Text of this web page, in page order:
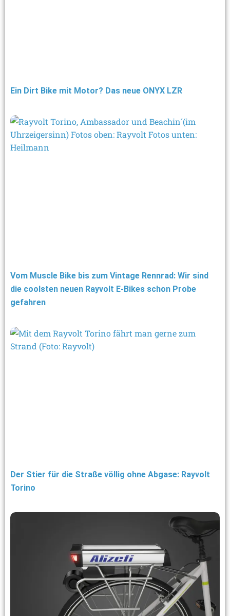
Ein Dirt Bike mit Motor? Das neue ONYX LZR
Vom Muscle Bike bis zum Vintage Rennrad: Wir sind
die coolsten neuen Rayvolt E-Bikes schon Probe
gefahren
Der Stier für die Straße völlig ohne Abgase: Rayvolt
Torino